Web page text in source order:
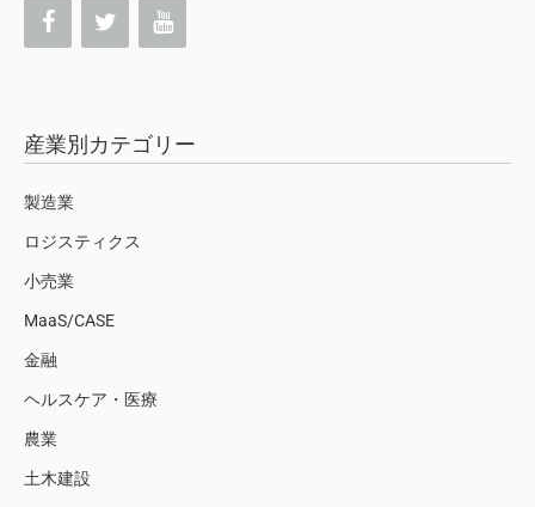
産業別カテゴリー
製造業
ロジスティクス
小売業
MaaS/CASE
金融
ヘルスケア・医療
農業
土木建設